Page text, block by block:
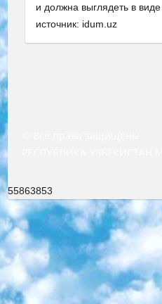
и должна выглядеть в виде
источник: idum.uz
55863853